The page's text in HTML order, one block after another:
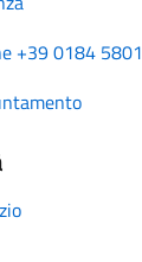
+39 0184 5801